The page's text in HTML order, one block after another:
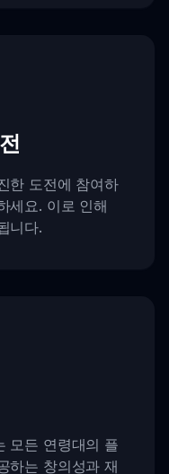
한 도전에 참여하
세요. 이로 인해
니다.
모든 연령대의 플
하는 창의성과 재